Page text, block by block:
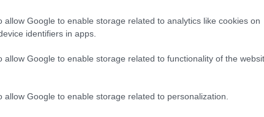
allow Google to enable storage related to analytics like cookies on
identifiers in apps.
allow Google to enable storage related to functionality of the
allow Google to enable storage related to personalization.
Mester Edit igazgató
átvette: Seres Attiláné
Botond igazgató
átvette: Monoki Kálmánné és Márki István